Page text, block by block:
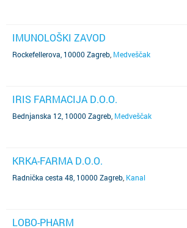
IMUNOLOŠKI ZAVOD
Rockefellerova, 10000 Zagreb Medveščak
IRIS FARMACIJA D.O.O.
Bednjanska 12, 10000 Zagreb Medveščak
KRKA-FARMA D.O.O.
Radnička cesta 48, 10000 Zagreb Kanal
LOBO-PHARM